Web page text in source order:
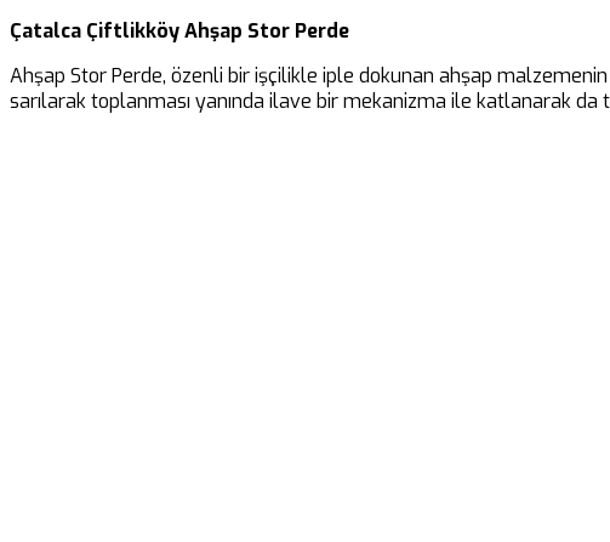
Çatalca Çiftlikköy Ahşap Stor Perde
Ahşap Stor Perde, özenli bir işçilikle iple dokunan ahşap
sarılarak toplanması yanında ilave bir mekanizma ile katlanarak da